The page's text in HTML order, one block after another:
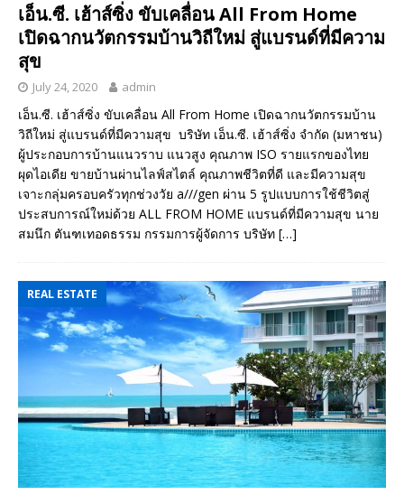
เอ็น.ซี. เฮ้าส์ซิ่ง ขับเคลื่อน All From Home
เปิดฉากนวัตกรรมบ้านวิถีใหม่ สู่แบรนด์ที่มีความ
สุข
July 24, 2020 admin
เอ็น.ซี. เฮ้าส์ซิ่ง ขับเคลื่อน All From Home เปิดฉากนวัตกรรมบ้าน
วิถีใหม่ สู่แบรนด์ที่มีความสุข บริษัท เอ็น.ซี. เฮ้าส์ซิ่ง จำกัด (มหาชน)
ผู้ประกอบการบ้านแนวราบ แนวสูง คุณภาพ ISO รายแรกของไทย
ผุดไอเดีย ขายบ้านผ่านไลฟ์สไตล์ คุณภาพชีวิตที่ดี และมีความสุข
เจาะกลุ่มครอบครัวทุกช่วงวัย a///gen ผ่าน 5 รูปแบบการใช้ชีวิตสู่
ประสบการณ์ใหม่ด้วย ALL FROM HOME แบรนด์ที่มีความสุข นาย
สมนึก ตันฑเทอดธรรม กรรมการผู้จัดการ บริษัท […]
REAL ESTATE